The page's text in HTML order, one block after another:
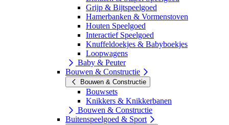
Grijp & Bijtspeelgoed
Hamerbanken & Vormenstoven
Houten Speelgoed
Interactief Speelgoed
Knuffeldoekjes & Babyboekjes
Loopwagens
Baby & Peuter
Bouwen & Constructie
Bouwen & Constructie
Bouwsets
Knikkers & Knikkerbanen
Bouwen & Constructie
Buitenspeelgoed & Sport